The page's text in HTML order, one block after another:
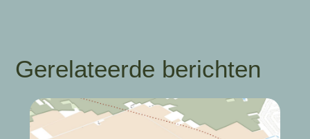
Gerelateerde berichten